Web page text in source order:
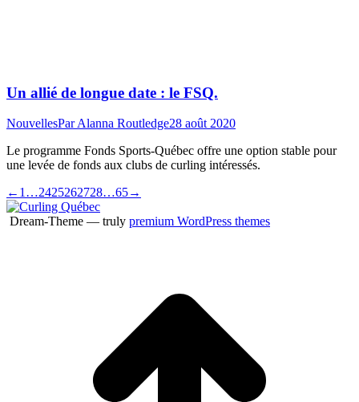
Un allié de longue date : le FSQ.
NouvellesParAlanna Routledge28 août 2020
Le programme Fonds Sports-Québec offre une option stable pour
une levée de fonds aux clubs de curling intéressés.
← 1 …2425262728…65→
Dream-Theme — truly premium WordPress themes